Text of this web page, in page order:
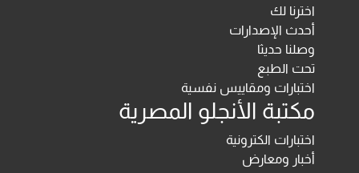
اخترنا لك
أحدث الإصدارات
وصلنا حديثا
تحت الطبع
اختبارات ومقاييس نفسية
مكتبة الأنجلو المصرية
اختبارات الكترونية
أخبار ومعارض